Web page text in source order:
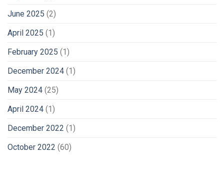
June 2025 (2)
April 2025 (1)
February 2025 (1)
December 2024 (1)
May 2024 (25)
April 2024 (1)
December 2022 (1)
October 2022 (60)